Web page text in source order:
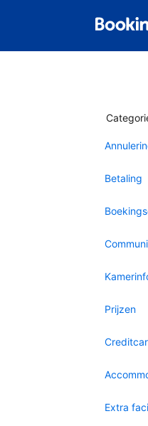
Betaling
Prijzen
Extra